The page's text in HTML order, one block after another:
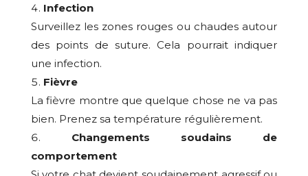
Infection
Surveillez les zones rouges ou chaudes autour
des points de suture. Cela pourrait indiquer
une infection.
Fièvre
La fièvre montre que quelque chose ne va pas
bien. Prenez sa température régulièrement.
Changements soudains de
comportement